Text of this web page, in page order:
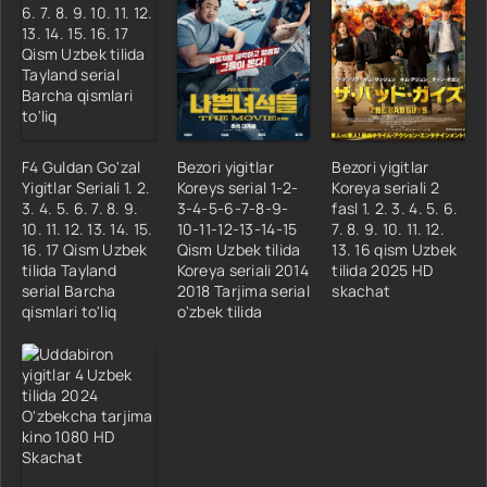
F4 Guldan Go'zal
Yigitlar Seriali 1. 2.
3. 4. 5. 6. 7. 8. 9.
10. 11. 12. 13. 14. 15.
16. 17 Qism Uzbek
tilida Tayland
serial Barcha
qismlari to'liq
Bezori yigitlar
Koreys serial 1-2-
3-4-5-6-7-8-9-
10-11-12-13-14-15
Qism Uzbek tilida
Koreya seriali 2014
2018 Tarjima serial
o'zbek tilida
Bezori yigitlar
Koreya seriali 2
fasl 1. 2. 3. 4. 5. 6.
7. 8. 9. 10. 11. 12.
13. 16 qism Uzbek
tilida 2025 HD
skachat